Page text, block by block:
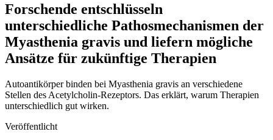
Forschende entschlüsseln
unterschiedliche Pathosmechanismen der
Myasthenia gravis und liefern mögliche
Ansätze für zukünftige Therapien
Autoantikörper binden bei Myasthenia gravis an verschiedene
Stellen des Acetylcholin-Rezeptors. Das erklärt, warum Therapien
unterschiedlich gut wirken.
Veröffentlicht